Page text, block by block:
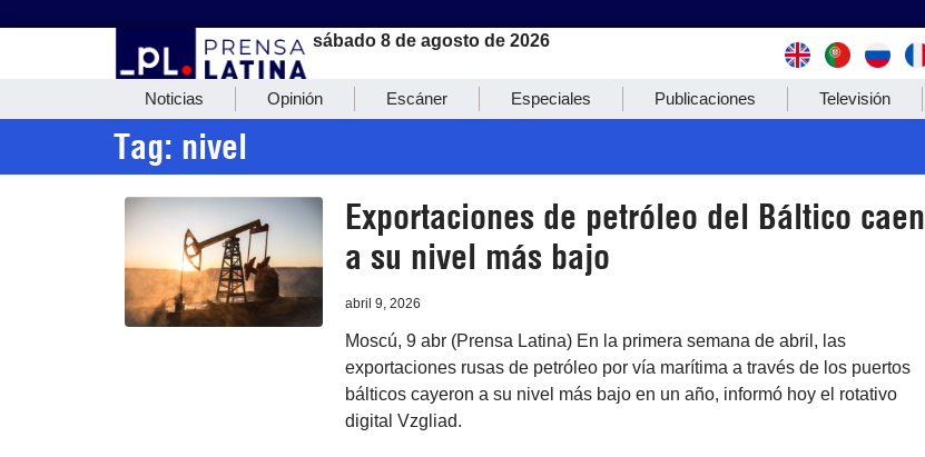
sábado 8 de agosto de 2026
Noticias Opinión Escáner Especiales Publicaciones Televisión
Tag: nivel
Exportaciones de petróleo del Báltico caen
a su nivel más bajo
abril 9, 2026
Moscú, 9 abr (Prensa Latina) En la primera semana de abril, las
exportaciones rusas de petróleo por vía marítima a través de los puertos
bálticos cayeron a su nivel más bajo en un año, informó hoy el rotativo
digital Vzgliad.